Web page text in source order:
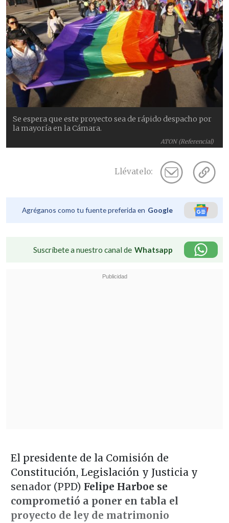
ATON (Referencial)
Se espera que este proyecto sea de rápido despacho por
la mayoría en la Cámara.
Llévatelo:
Agréganos como tu fuente preferida en Google
Suscríbete a nuestro canal de Whatsapp
El presidente de la Comisión de
Constitución, Legislación y Justicia y
senador (PPD) Felipe Harboe se
comprometió a poner en tabla el
proyecto de ley de matrimonio